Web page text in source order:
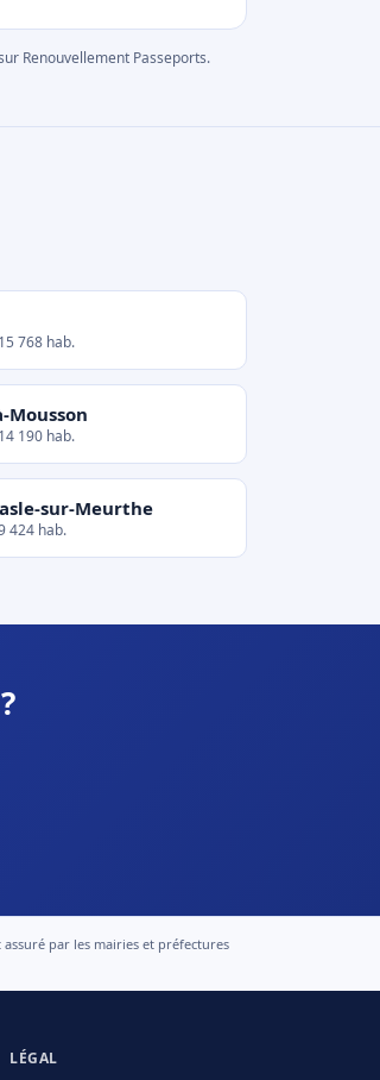
Renouvellement Passeports.
768 hab.
Mousson
190 hab.
sur-Meurthe
424 hab.
par les mairies et préfectures
LÉGAL